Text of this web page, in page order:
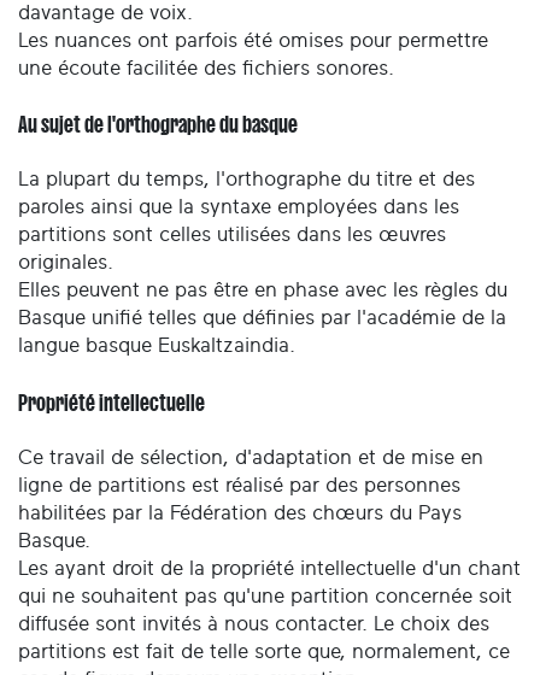
davantage de voix.
Les nuances ont parfois été omises pour permettre
une écoute facilitée des fichiers sonores.
Au sujet de l'orthographe du basque
La plupart du temps, l'orthographe du titre et des
paroles ainsi que la syntaxe employées dans les
partitions sont celles utilisées dans les œuvres
originales.
Elles peuvent ne pas être en phase avec les règles du
Basque unifié telles que définies par l'académie de la
langue basque Euskaltzaindia.
Propriété intellectuelle
Ce travail de sélection, d'adaptation et de mise en
ligne de partitions est réalisé par des personnes
habilitées par la Fédération des chœurs du Pays
Basque.
Les ayant droit de la propriété intellectuelle d'un chant
qui ne souhaitent pas qu'une partition concernée soit
diffusée sont invités à nous contacter. Le choix des
partitions est fait de telle sorte que, normalement, ce